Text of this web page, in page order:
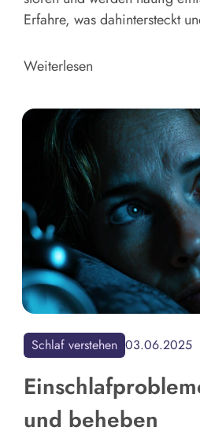
Erfahre, was dahintersteckt
Weiterlesen
Schlaf verstehen 03.06.2025
und beheben